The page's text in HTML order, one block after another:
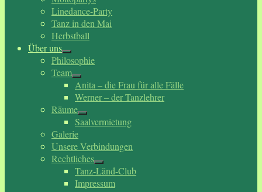
Linedance-Party
Tanz in den Mai
Herbstball
Über uns
Philosophie
Team
Anita – die Frau für alle Fälle
Werner – der Tanzlehrer
Räume
Saalvermietung
Galerie
Unsere Verbindungen
Rechtliches
Tanz-Länd-Club
Impressum